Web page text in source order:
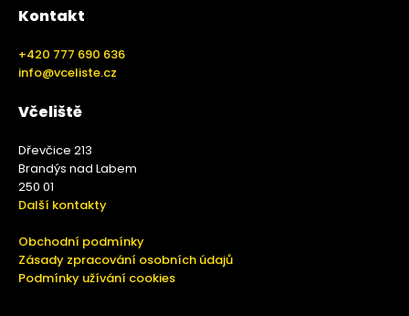
Kontakt
+420 777 690 636
info@vceliste.cz
Včeliště
Dřevčice 213
Brandýs nad Labem
250 01
Další kontakty
Obchodní podmínky
Zásady zpracování osobních údajů
Podmínky užívání cookies